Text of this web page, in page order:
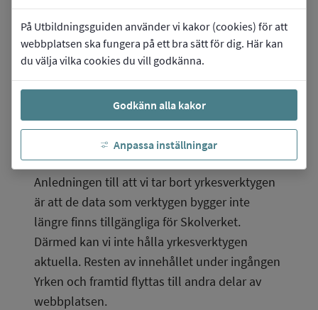
På Utbildningsguiden använder vi kakor (cookies) för att
webbplatsen ska fungera på ett bra sätt för dig. Här kan
du välja vilka cookies du vill godkänna.
Godkänn alla kakor
Anpassa inställningar
Utbildningsguiden som heter Yrken och
framtid.
Därmed tar vi även bort de yrkesverktyg som
finns där, det vill säga
Hitta yrken A-Ö
Hitta yrken som kan passa dig
Yrkesinspiration.
Anledningen till att vi tar bort yrkesverktygen
är att de data som verktygen bygger inte
längre finns tillgängliga för Skolverket.
Därmed kan vi inte hålla yrkesverktygen
aktuella. Resten av innehållet under ingången
Yrken och framtid flyttas till andra delar av
webbplatsen.